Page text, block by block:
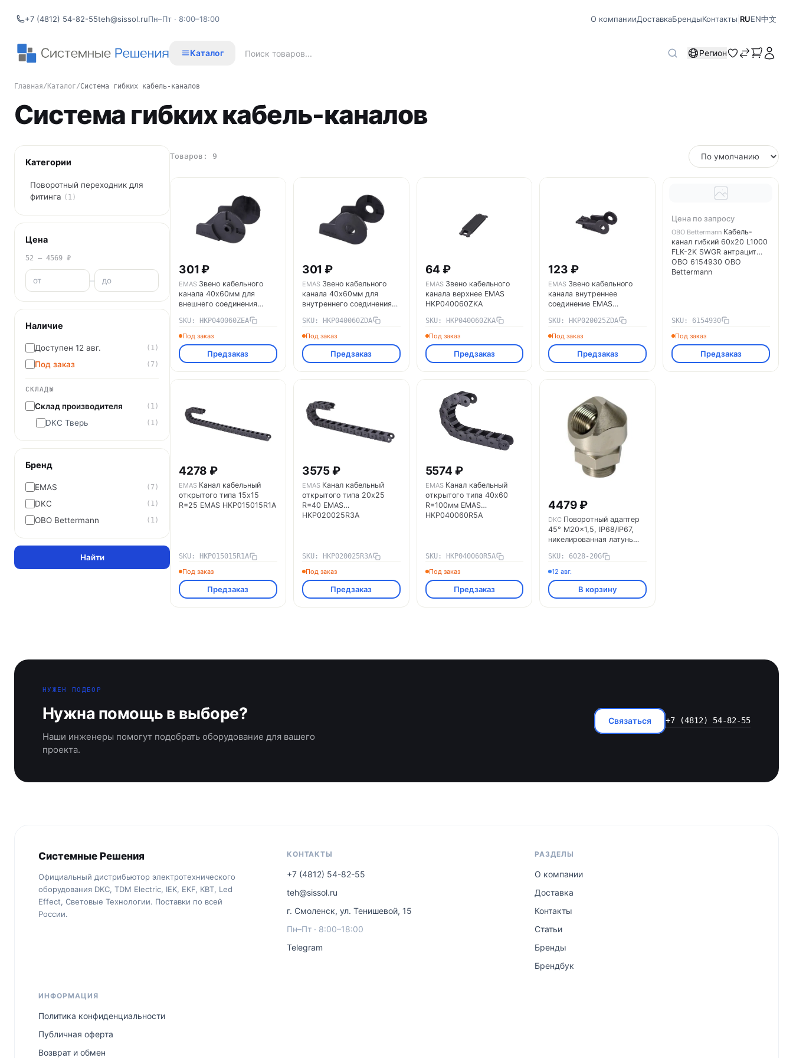
+7 (4812) 54-82-55teh@sissol.ruПн–Пт · 8:00–18:00 О компанииДоставкаБрендыКонтакты RUEN中文
Каталог Регион
Главная/ Каталог/Система гибких кабель-каналов
Система гибких кабель-каналов
Категории
Поворотный переходник для
фитинга (1)
Цена
52 – 4569 ₽
–
Наличие
Доступен 12 авг. (1)
Под заказ (7)
СКЛАДЫ
Склад производителя (1)
DKC Тверь (1)
Бренд
EMAS (7)
DKC (1)
OBO Bettermann (1)
Найти
Товаров: 9
301 ₽
EMAS Звено кабельного
канала 40х60мм для
внешнего соединения
SKU: HKP040060ZEA
Под заказ
Предзаказ
301 ₽
EMAS Звено кабельного
канала 40х60мм для
внутреннего соединения
SKU: HKP040060ZDA
Под заказ
Предзаказ
64 ₽
EMAS Звено кабельного
канала верхнее EMAS
HKP040060ZKA
SKU: HKP040060ZKA
Под заказ
Предзаказ
123 ₽
EMAS Звено кабельного
канала внутреннее
соединение EMAS
SKU: HKP020025ZDA
Под заказ
Предзаказ
Цена по запросу
OBO Bettermann Кабель-
канал гибкий 60х20 L1000
FLK-2K SWGR антрацит
OBO 6154930 OBO
Bettermann
SKU: 6154930
Под заказ
Предзаказ
4278 ₽
EMAS Канал кабельный
открытого типа 15х15
R=25 EMAS HKP015015R1A
SKU: HKP015015R1A
Под заказ
Предзаказ
3575 ₽
EMAS Канал кабельный
открытого типа 20х25
R=40 EMAS
HKP020025R3A
SKU: HKP020025R3A
Под заказ
Предзаказ
5574 ₽
EMAS Канал кабельный
открытого типа 40х60
R=100мм EMAS
HKP040060R5A
SKU: HKP040060R5A
Под заказ
Предзаказ
4479 ₽
DKC Поворотный адаптер
45° M20x1,5, IP68/IP67,
никелированная латунь
SKU: 6028-20G
12 авг.
В корзину
НУЖЕН ПОДБОР
Нужна помощь в выборе?
Наши инженеры помогут подобрать оборудование для вашего
проекта.
Связаться +7 (4812) 54-82-55
Системные Решения
Официальный дистрибьютор электротехнического
оборудования DKC, TDM Electric, IEK, EKF, КВТ, Led
Effect, Световые Технологии. Поставки по всей
России.
КОНТАКТЫ
+7 (4812) 54-82-55
teh@sissol.ru
г. Смоленск, ул. Тенишевой, 15
Пн–Пт · 8:00–18:00
Telegram
РАЗДЕЛЫ
О компании
Доставка
Контакты
Статьи
Бренды
Брендбук
ИНФОРМАЦИЯ
Политика конфиденциальности
Публичная оферта
Возврат и обмен